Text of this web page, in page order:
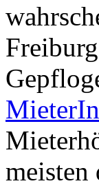
meisten